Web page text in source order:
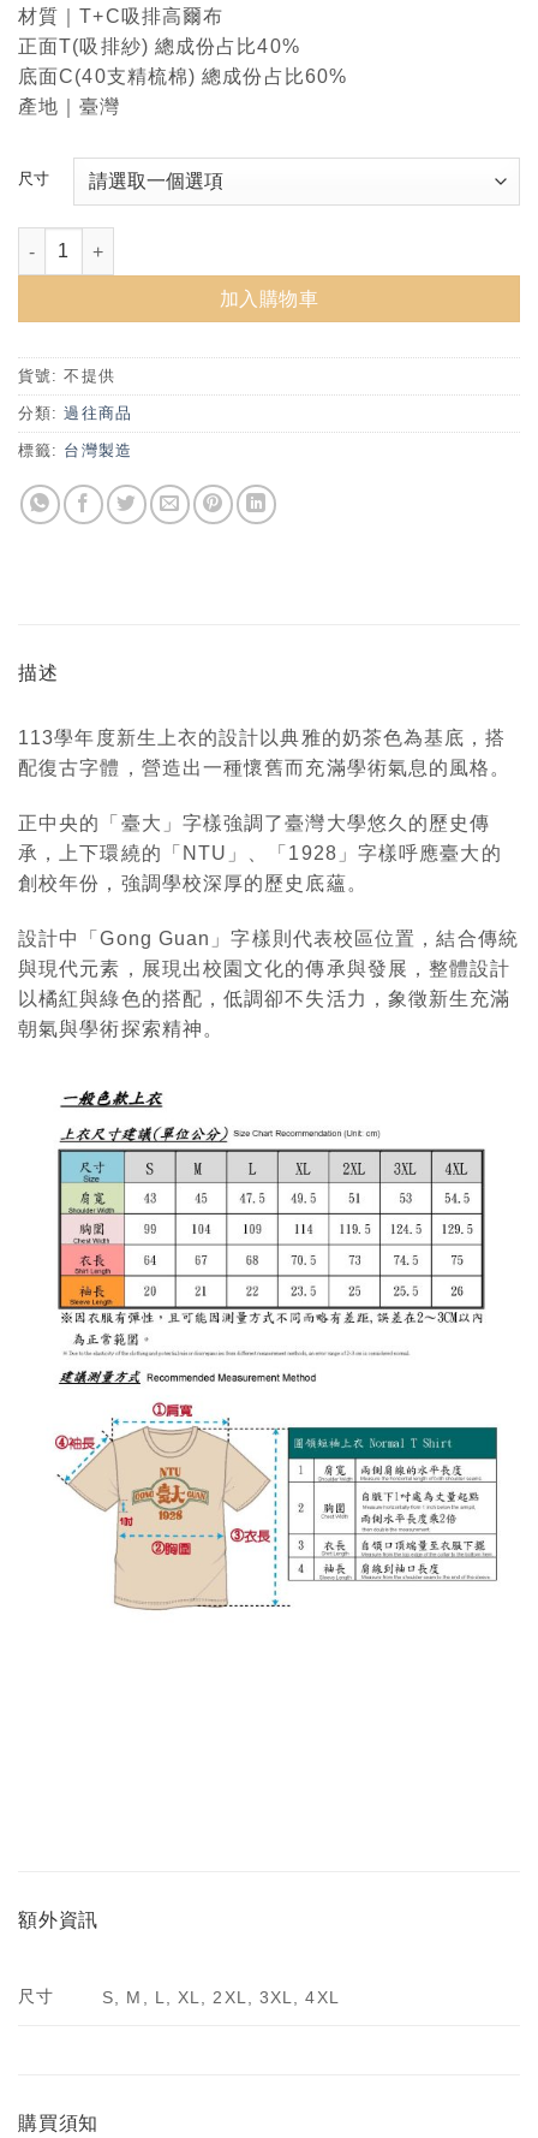
材質｜T+C吸排高爾布
正面T(吸排紗) 總成份占比40%
底面C(40支精梳棉) 總成份占比60%
產地｜臺灣
尺寸
113學年度新生限定版上衣 數量
加入購物車
貨號:不提供
分類:過往商品
標籤: 台灣製造
描述
113學年度新生上衣的設計以典雅的奶茶色為基底，搭
配復古字體，營造出一種懷舊而充滿學術氣息的風格。
正中央的「臺大」字樣強調了臺灣大學悠久的歷史傳
承，上下環繞的「NTU」、「1928」字樣呼應臺大的
創校年份，強調學校深厚的歷史底蘊。
設計中「Gong Guan」字樣則代表校區位置，結合傳統
與現代元素，展現出校園文化的傳承與發展，整體設計
以橘紅與綠色的搭配，低調卻不失活力，象徵新生充滿
朝氣與學術探索精神。
額外資訊
尺寸 S, M, L, XL, 2XL, 3XL, 4XL
購買須知